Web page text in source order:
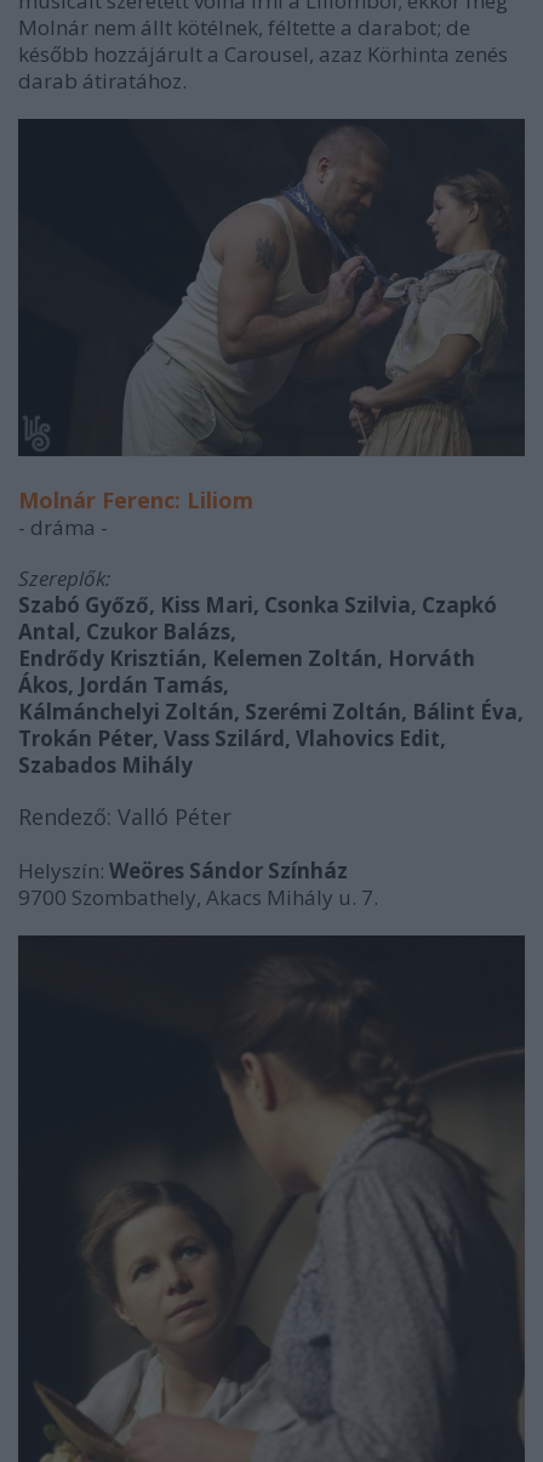
Molnár nem állt kötélnek, féltette a darabot; de
később hozzájárult a Carousel, azaz Körhinta zenés
darab átiratához.
Molnár Ferenc: Liliom
- dráma -
Szereplők:
Szabó Győző, Kiss Mari, Csonka Szilvia, Czapkó
Antal, Czukor Balázs,
Endrődy Krisztián, Kelemen Zoltán, Horváth
Ákos, Jordán Tamás,
Kálmánchelyi Zoltán, Szerémi Zoltán, Bálint Éva,
Trokán Péter, Vass Szilárd, Vlahovics Edit,
Szabados Mihály
Rendező: Valló Péter
Helyszín: Weöres Sándor Színház
9700 Szombathely, Akacs Mihály u. 7.